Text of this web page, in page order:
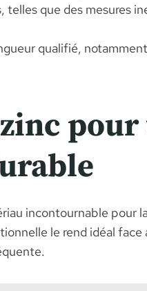
telles que des mesures
qualifié,
incontournable pour
le rend idéal